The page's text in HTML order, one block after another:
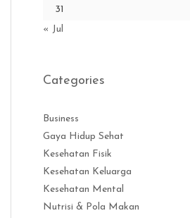
31
« Jul
Categories
Business
Gaya Hidup Sehat
Kesehatan Fisik
Kesehatan Keluarga
Kesehatan Mental
Nutrisi & Pola Makan